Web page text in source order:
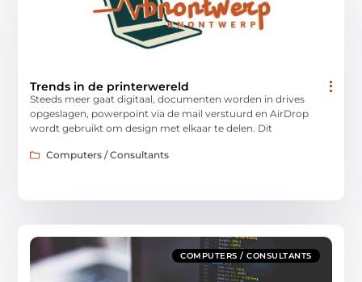
Trends in de printerwereld
Steeds meer gaat digitaal, documenten worden in drives
opgeslagen, powerpoint via de mail verstuurd en AirDrop
wordt gebruikt om design met elkaar te delen. Dit
Computers / Consultants
COMPUTERS / CONSULTANTS